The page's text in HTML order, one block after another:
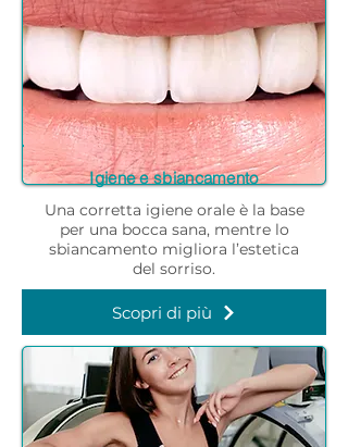
Igiene e sbiancamento
Una corretta igiene orale è la base
per una bocca sana, mentre lo
sbiancamento migliora l’estetica
del sorriso.
Scopri di più